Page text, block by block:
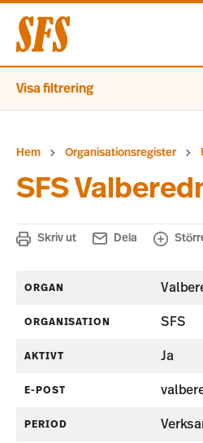
Visa filtrering
Hem Organisationsregister
SFS
Skriv ut Dela
ORGAN
ORGANISATION SFS
AKTIVT Ja
E-POST
PERIOD